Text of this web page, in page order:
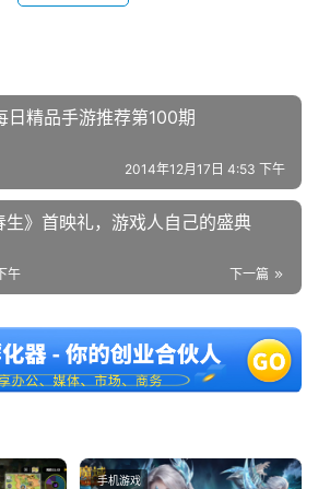
精品手游推荐第100期
2014年12月17日 4:53 下午
》首映礼，游戏人自己的盛典
下一篇
午
手机游戏